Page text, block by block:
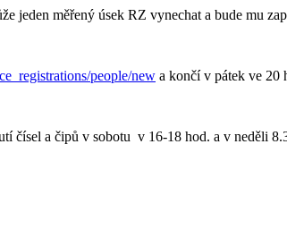
jeden měřený úsek RZ vynechat a bude mu
people/new a končí v pátek ve 20
čísel a čipů v sobotu v 16-18 hod. a v neděli